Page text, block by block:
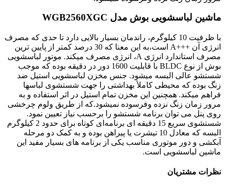
ماشین لباسشویی بوش مدل WGB2560XGC
با ظرفیت 10 کیلوگرم، راندمان بسیار بالایی دارد تا حدی که مصرف
انرژی آن +++A است،به این معنا که 30 درصد کمتر از پایین ترین
مصرف استاندارد انرژی A، انرژی مصرف میکند. موتور لباسشویی
بوش از نوع BLDC با قابلیت 1600 دور در دقیقه بوده که موجب
شستشو عالی البسه میشود. جنس مخزن لباسشویی استیل ضد
زنگ بوده که محیطی کاملأ بهداشتی را جهت شستشوی لباسها
فراهم میکند. همچنین این مخزن تمام استیل در اثر استفاده و به
مرور زمان زنگ نزده وفرسوده نمیشود.که از طریق ولوم چرخشی
روی پنل می توان برنامه شستشو را برحسب نیاز تعیین نمود.
شستشوی سریع 15 دقیقه ای برنامه‌ای کوتاه برای حدود 2 کیلوگرم
البسه که معادل 10 تیشرت یا پیراهن بوده و به کمک دو مرحله
آبکشی و دور موتوری مناسب یکی از برنامه های بسیار مفید این
ماشین لباسشویی است.
نظرات مشتریان